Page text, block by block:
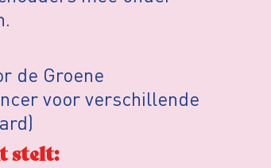
de Groene
voor verschillende
stelt: